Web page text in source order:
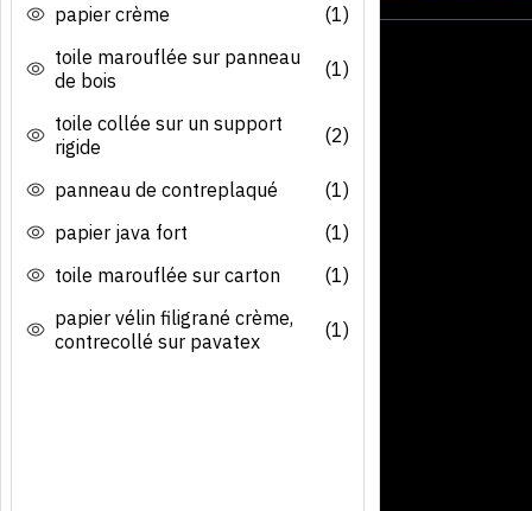
papier crème
(1)
toile marouflée sur panneau
de bois
(1)
toile collée sur un support
rigide
(2)
panneau de contreplaqué
(1)
papier java fort
(1)
toile marouflée sur carton
(1)
papier vélin filigrané crème,
contrecollé sur pavatex
(1)